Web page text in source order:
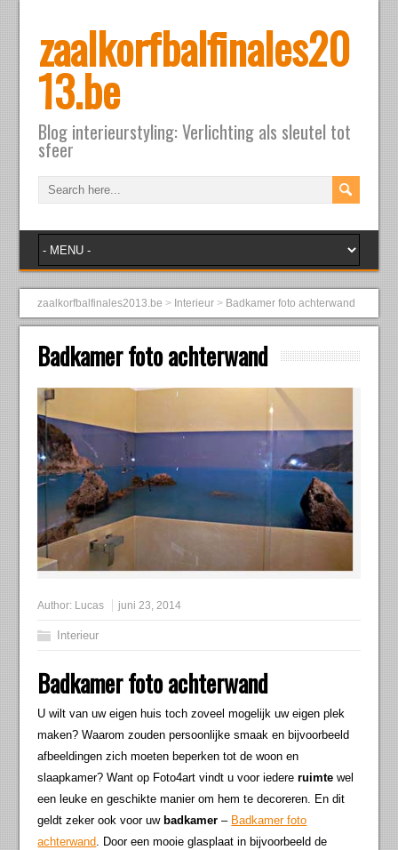
zaalkorfbalfinales20
13.be
Blog interieurstyling: Verlichting als sleutel tot
sfeer
zaalkorfbalfinales2013.be > Interieur > Badkamer foto achterwand
Badkamer foto achterwand
Author: Lucas juni 23, 2014
Interieur
Badkamer foto achterwand
U wilt van uw eigen huis toch zoveel mogelijk uw eigen plek
maken? Waarom zouden persoonlijke smaak en bijvoorbeeld
afbeeldingen zich moeten beperken tot de woon en
slaapkamer? Want op Foto4art vindt u voor iedereruimte wel
een leuke en geschikte manier om hem te decoreren. En dit
geldt zeker ook voor uw badkamer – Badkamer foto
achterwand. Door een mooie glasplaat in bijvoorbeeld de